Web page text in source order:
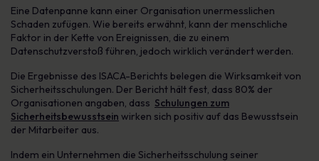
Eine Datenpanne kann einer Organisation unermesslichen
Schaden zufügen. Wie bereits erwähnt, kann der menschliche
Faktor in der Kette von Ereignissen, die zu einem
Datenschutzverstoß führen, jedoch wirklich verändert werden.
Die Ergebnisse des ISACA-Berichts belegen die Wirksamkeit von
Sicherheitsschulungen. Der Bericht hält fest, dass 80% der
Organisationen angaben, dass Schulungen zum
Sicherheitsbewusstsein wirken sich positiv auf das Bewusstsein
der Mitarbeiter aus.
Indem ein Unternehmen die Sicherheitsschulung seiner